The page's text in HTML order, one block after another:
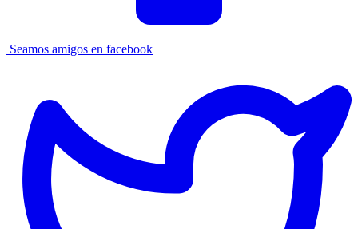
Seamos amigos en facebook